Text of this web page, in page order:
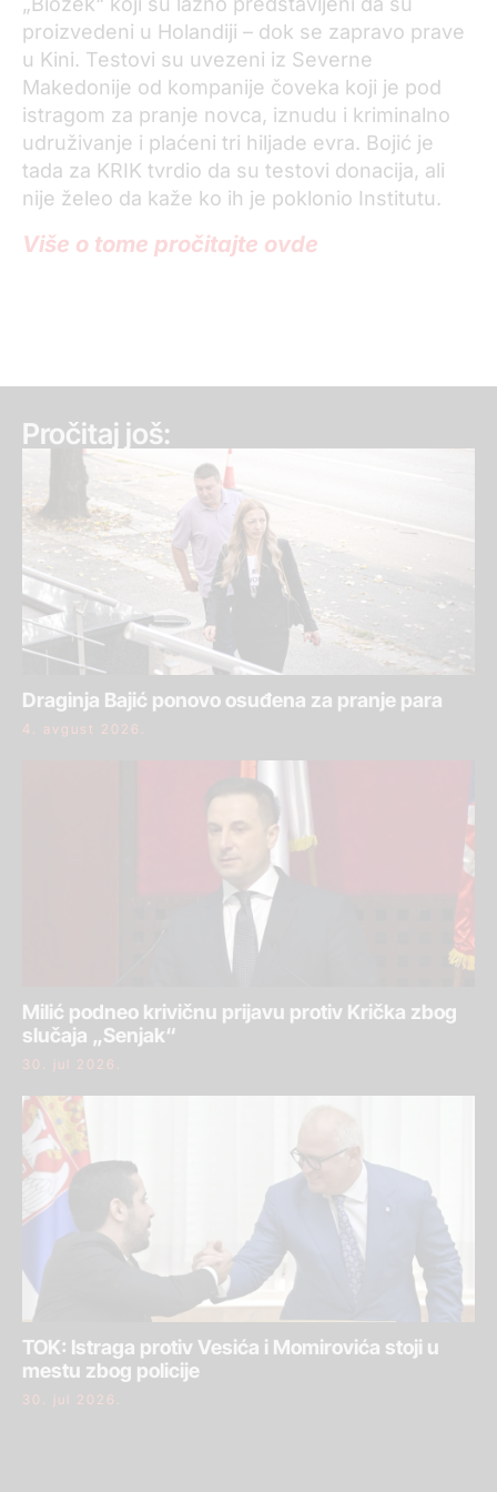
proizvedeni u Holandiji – dok se zapravo prave
u Kini. Testovi su uvezeni iz Severne
Makedonije od kompanije čoveka koji je pod
istragom za pranje novca, iznudu i kriminalno
udruživanje i plaćeni tri hiljade evra. Bojić je
tada za KRIK tvrdio da su testovi donacija, ali
nije želeo da kaže ko ih je poklonio Institutu.
Više o tome pročitajte ovde
Pročitaj još:
Draginja Bajić ponovo osuđena za pranje para
4. avgust 2026.
Milić podneo krivičnu prijavu protiv Krička zbog
slučaja „Senjak“
30. jul 2026.
TOK: Istraga protiv Vesića i Momirovića stoji u
mestu zbog policije
30. jul 2026.